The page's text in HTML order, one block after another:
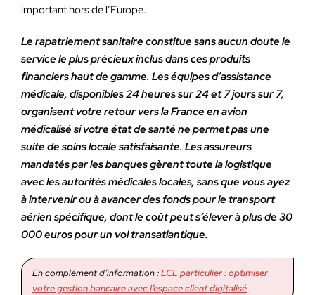
important hors de l’Europe.
Le rapatriement sanitaire constitue sans aucun doute le
service le plus précieux inclus dans ces produits
financiers haut de gamme. Les équipes d’assistance
médicale, disponibles 24 heures sur 24 et 7 jours sur 7,
organisent votre retour vers la France en avion
médicalisé si votre état de santé ne permet pas une
suite de soins locale satisfaisante. Les assureurs
mandatés par les banques gèrent toute la logistique
avec les autorités médicales locales, sans que vous ayez
à intervenir ou à avancer des fonds pour le transport
aérien spécifique, dont le coût peut s’élever à plus de 30
000 euros pour un vol transatlantique.
En complément d’information :LCL particulier : optimiser
votre gestion bancaire avec l’espace client digitalisé